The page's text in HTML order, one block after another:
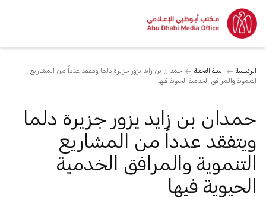
الرئيسية البنية التحتية
حمدان بن زايد يزور جزيرة دلما ويتفقد عدداً من المشاريع
التنموية والمرافق الخدمية الحيوية فيها
حمدان بن زايد يزور جزيرة دلما
ويتفقد عدداً من المشاريع
التنموية والمرافق الخدمية
الحيوية فيها